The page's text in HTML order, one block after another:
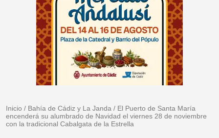
Inicio / Bahía de Cádiz y La Janda / El Puerto de Santa María
encenderá su alumbrado de Navidad el viernes 28 de noviembre
con la tradicional Cabalgata de la Estrella